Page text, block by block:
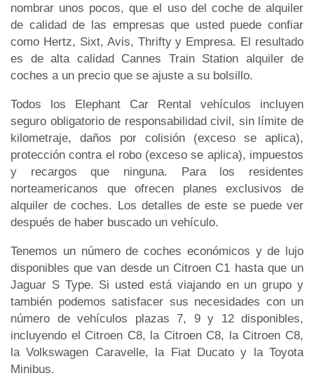
nombrar unos pocos, que el uso del coche de alquiler
de calidad de las empresas que usted puede confiar
como Hertz, Sixt, Avis, Thrifty y Empresa. El resultado
es de alta calidad Cannes Train Station alquiler de
coches a un precio que se ajuste a su bolsillo.
Todos los Elephant Car Rental vehículos incluyen
seguro obligatorio de responsabilidad civil, sin límite de
kilometraje, daños por colisión (exceso se aplica),
protección contra el robo (exceso se aplica), impuestos
y recargos que ninguna. Para los residentes
norteamericanos que ofrecen planes exclusivos de
alquiler de coches. Los detalles de este se puede ver
después de haber buscado un vehículo.
Tenemos un número de coches económicos y de lujo
disponibles que van desde un Citroen C1 hasta que un
Jaguar S Type. Si usted está viajando en un grupo y
también podemos satisfacer sus necesidades con un
número de vehículos plazas 7, 9 y 12 disponibles,
incluyendo el Citroen C8, la Citroen C8, la Citroen C8,
la Volkswagen Caravelle, la Fiat Ducato y la Toyota
Minibus.